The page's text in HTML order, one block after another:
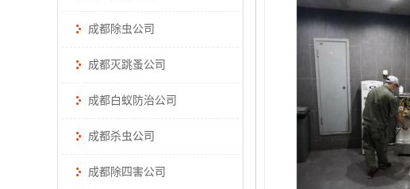
成都除虫公司
成都灭跳蚤公司
成都白蚁防治公司
成都杀虫公司
成都除四害公司